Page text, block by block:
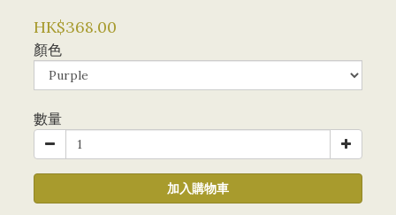
HK$368.00
顏色
數量
加入購物車